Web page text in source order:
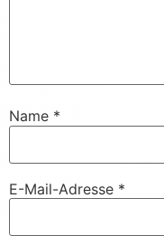
Name *
E-Mail-Adresse *